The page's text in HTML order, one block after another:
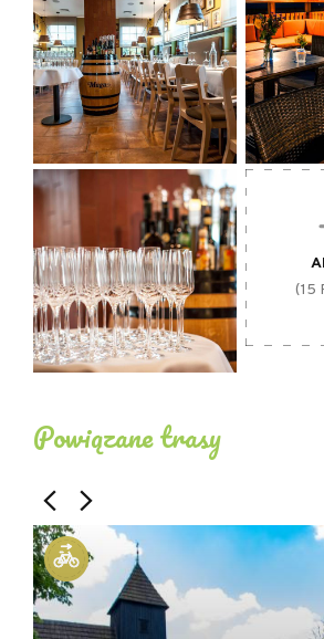
- Klimatisierung
- Rauchverbot im gesamten
- Bankschließfach
- TV/Sat
- Dienstleistungen für
Fax, Konferenzen)
- Zugänglich für behinderte
- Angebot für Familien mit Kindern
- Kostenloses
- Kostenpflichtige Publikationen
(15
Powiązane trasy